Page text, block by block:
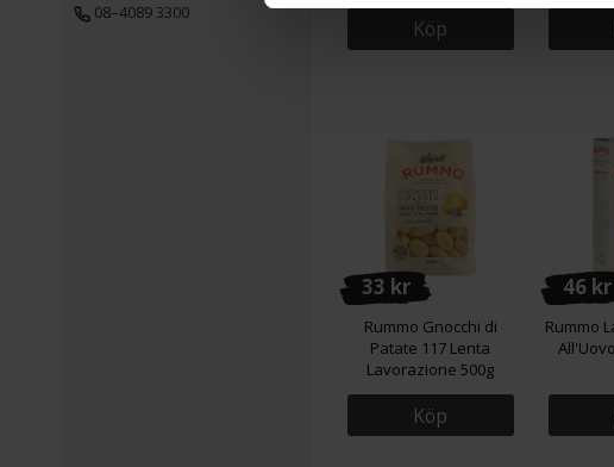
08–4089 3300
Köp
33 kr
Rummo Gnocchi di
Patate 117 Lenta
Lavorazione 500g
Köp
46 kr
Rummo